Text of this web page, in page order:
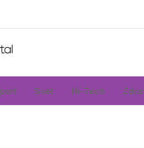
Svet Hi-Tech